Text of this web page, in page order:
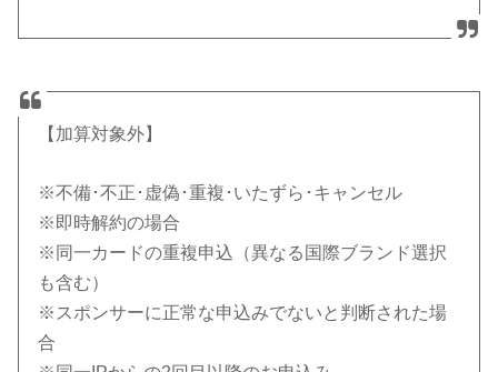
【加算対象外】
※不備･不正･虚偽･重複･いたずら･キャンセル
※即時解約の場合
※同一カードの重複申込（異なる国際ブランド選択
も含む）
※スポンサーに正常な申込みでないと判断された場
合